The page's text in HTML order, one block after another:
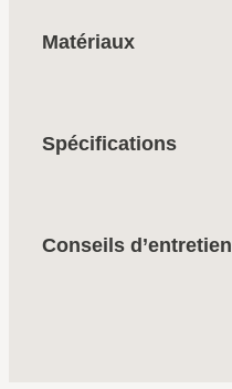
Matériaux
Spécifications
Conseils d’entretien